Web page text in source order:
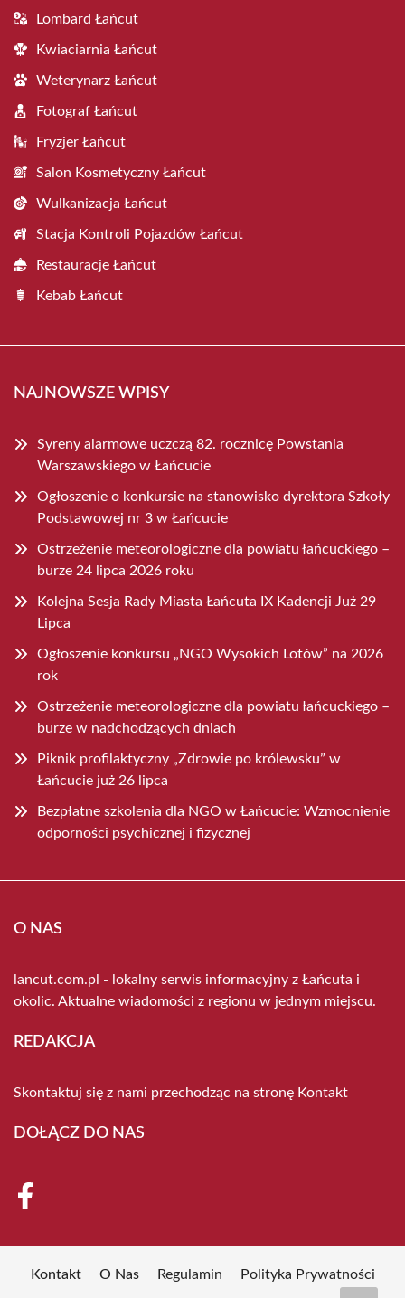
Lombard Łańcut
Kwiaciarnia Łańcut
Weterynarz Łańcut
Fotograf Łańcut
Fryzjer Łańcut
Salon Kosmetyczny Łańcut
Wulkanizacja Łańcut
Stacja Kontroli Pojazdów Łańcut
Restauracje Łańcut
Kebab Łańcut
NAJNOWSZE WPISY
Syreny alarmowe uczczą 82. rocznicę Powstania
Warszawskiego w Łańcucie
Ogłoszenie o konkursie na stanowisko dyrektora Szkoły
Podstawowej nr 3 w Łańcucie
Ostrzeżenie meteorologiczne dla powiatu łańcuckiego –
burze 24 lipca 2026 roku
Kolejna Sesja Rady Miasta Łańcuta IX Kadencji Już 29
Lipca
Ogłoszenie konkursu „NGO Wysokich Lotów” na 2026
rok
Ostrzeżenie meteorologiczne dla powiatu łańcuckiego –
burze w nadchodzących dniach
Piknik profilaktyczny „Zdrowie po królewsku” w
Łańcucie już 26 lipca
Bezpłatne szkolenia dla NGO w Łańcucie: Wzmocnienie
odporności psychicznej i fizycznej
O NAS
lancut.com.pl - lokalny serwis informacyjny z Łańcuta i
okolic. Aktualne wiadomości z regionu w jednym miejscu.
REDAKCJA
Skontaktuj się z nami przechodząc na stronę Kontakt
DOŁĄCZ DO NAS
Kontakt O Nas Regulamin Polityka Prywatności